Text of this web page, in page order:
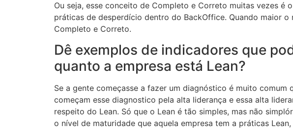
Ou seja, esse conceito de Completo e Correto muitas vezes é
práticas de desperdício dentro do BackOffice. Quando maior
Completo e Correto.
Dê exemplos de indicadores que
quanto a empresa está Lean?
Se a gente começasse a fazer um diagnóstico é muito comum
começam esse diagnostico pela alta liderança e essa alta
respeito do Lean. Só que o Lean é tão simples, mas não
o nível de maturidade que aquela empresa tem a práticas